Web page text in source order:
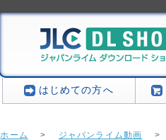
はじめての方へ
ホーム > ジャパンライム動画 >